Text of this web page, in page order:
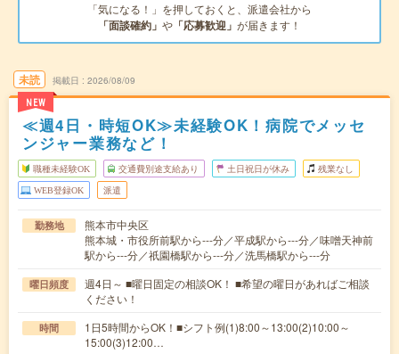
「気になる！」を押しておくと、派遣会社から
「面談確約」 や 「応募歓迎」 が届きます！
未読
NEW
掲載日 2026/08/09
≪週4日・時短OK≫未経験OK！病院でメッセ
ンジャー業務など！
職種未経験OK 交通費別途支給あり 土日祝日が休み 残業なし
WEB登録OK 派遣
勤務地
熊本市中央区
熊本城・市役所前駅から---分／平成駅から---分／味噌天神前
駅から---分／祇園橋駅から---分／洗馬橋駅から---分
曜日頻度
週4日～ ■曜日固定の相談OK！ ■希望の曜日があればご相談
ください！
時間
1日5時間からOK！■シフト例(1)8:00～13:00(2)10:00～
15:00(3)12:00…